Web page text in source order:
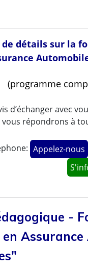
détails sur la
(programme
d’échanger avec
vous répondrons à
Appelez-nous
-
en